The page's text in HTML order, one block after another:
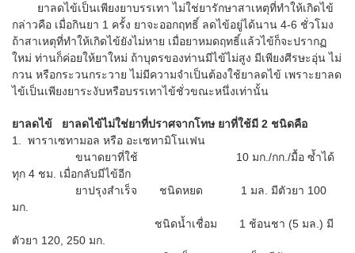
ยาลดไข้เป็นเพียงยาบรรเทา ไม่ใช่ยารักษาสาเหตุที่ทำให้เกิดไข้
กล่าวคือ เมื่อกินยา 1 ครั้ง ยาจะออกฤทธิ์ ลดไข้อยู่ได้นาน 4-6 ชั่วโมง
ถ้าสาเหตุที่ทำให้เกิดไข้ยังไม่หาย เมื่อยาหมดฤทธิ์แล้วไข้ก็จะปรากฏ
ใหม่ ท่านก็ค่อยให้ยาใหม่ ถ้าบุตรของท่านมีไข้ไม่สูง มีเพียงศีรษะอุ่น ไม่
กวน หรือกระวนกระวาย ไม่มีความจำเป็นต้องใช้ยาลดไข้ เพราะยาลด
ไข้เป็นเพียงยาระงับหรือบรรเทาไข้ชั่วขณะหนึ่งเท่านั้น
ยาลดไข้ ยาลดไข้ไม่ใช่ยาที่ปราศจากโทษ ยาที่ใช้มี 2 ชนิดคือ
1. พาราเซทามอล หรือ อะเซทามิโนเฟน
ขนาดยาที่ใช้ 10 มก./กก./มื้อ ซ้ำได้
ทุก 4 ชม. เมื่อกลับมีไข้อีก
ยาปรุงสำเร็จ ชนิดหยด 1 มล. มีตัวยา 100
มก.
ชนิดน้ำเชื่อม 1 ช้อนชา (5 มล.) มี
ตัวยา 120, 250 มก.